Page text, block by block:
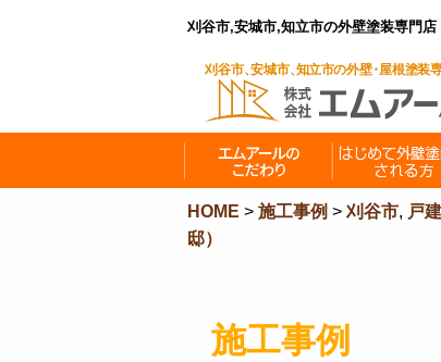
刈谷市,安城市,知立市の外壁塗装専門
HOME > 施工事例 > 刈谷市, 戸
邸）
施工事例